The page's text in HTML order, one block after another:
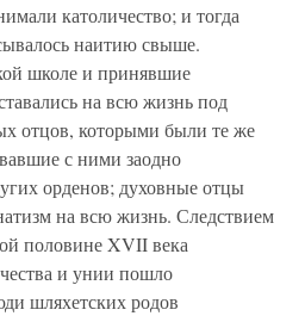
католичество; и тогда
наитию свыше.
школе и принявшие
на всю жизнь под
отцов, которыми были те же
с ними заодно
орденов; духовные отцы
на всю жизнь. Следствием
половине XVII века
и унии пошло
шляхетских родов